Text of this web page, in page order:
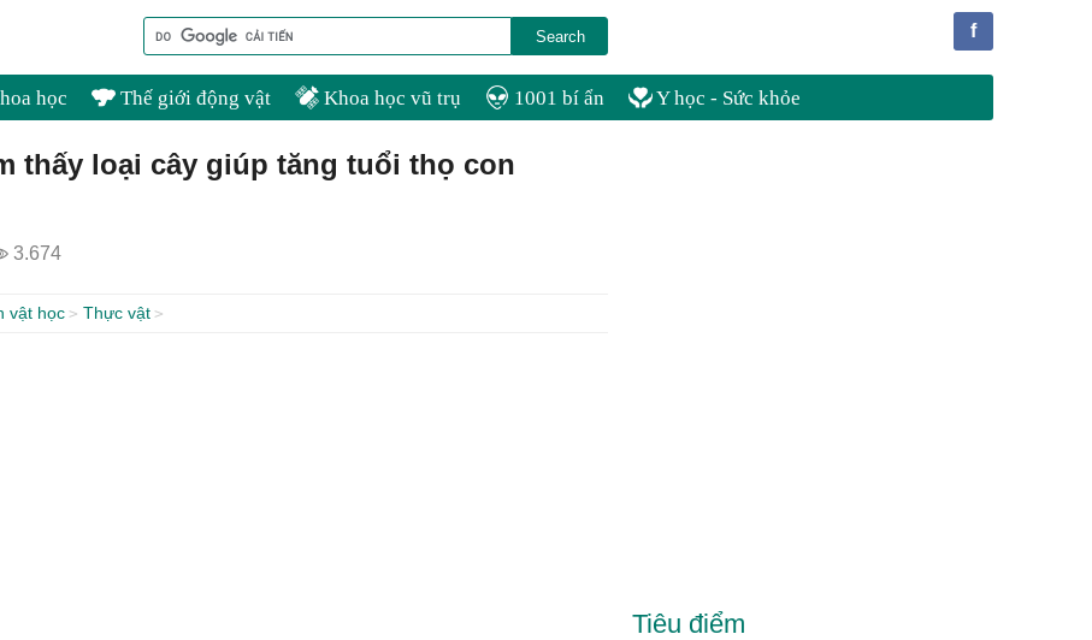
f
học Thế giới động vật Khoa học vũ trụ 1001 bí ẩn Y học - Sức khỏe
thấy loại cây giúp tăng tuổi thọ con
3.674
vật học Thực vật
Tiêu điểm